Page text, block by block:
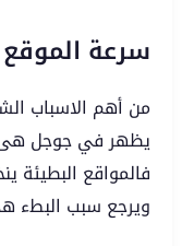
سرعة
من أهم الاسباب
يظهر في جوجل هى
فالمواقع البطيئة
ويرجع سبب البطء